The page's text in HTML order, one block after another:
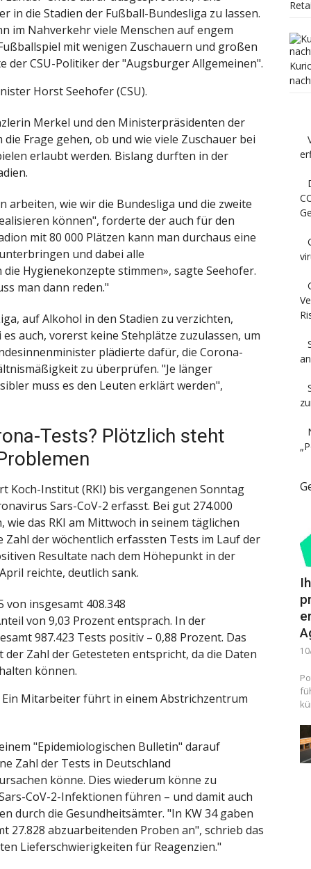
in die Stadien der Fußball-Bundesliga zu lassen.
im Nahverkehr viele Menschen auf engem
mit wenigen Zuschauern und großen
der CSU-Politiker der "Augsburger Allgemeinen".
Horst Seehofer (CSU).
Merkel und den Ministerpräsidenten der
Frage gehen, ob und wie viele Zuschauer bei
erlaubt werden. Bislang durften in der
wie wir die Bundesliga und die zweite
können", forderte der auch für den
mit 80 000 Plätzen kann man durchaus eine
und dabei alle
Hygienekonzepte stimmen», sagte Seehofer.
man dann reden."
auf Alkohol in den Stadien zu verzichten,
auch, vorerst keine Stehplätze zuzulassen, um
plädierte dafür, die Corona-
zu überprüfen. "Je länger
muss es den Leuten erklärt werden",
Tests? Plötzlich steht
Koch-Institut (RKI) bis vergangenen Sonntag
Sars-CoV-2 erfasst. Bei gut 274.000
das RKI am Mittwoch in seinem täglichen
der wöchentlich erfassten Tests im Lauf der
Resultate nach dem Höhepunkt in der
reichte, deutlich sank.
von insgesamt 408.348
von 9,03 Prozent entsprach. In der
987.423 Tests positiv – 0,88 Prozent. Das
Zahl der Getesteten entspricht, da die Daten
können.
Ein Mitarbeiter führt in einem Abstrichzentrum
"Epidemiologischen Bulletin" darauf
Zahl der Tests in Deutschland
könne. Dies wiederum könne zu
CoV-2-Infektionen führen – und damit auch
durch die Gesundheitsämter. "In KW 34 gaben
27.828 abzuarbeitenden Proben an", schrieb das
Lieferschwierigkeiten für Reagenzien."